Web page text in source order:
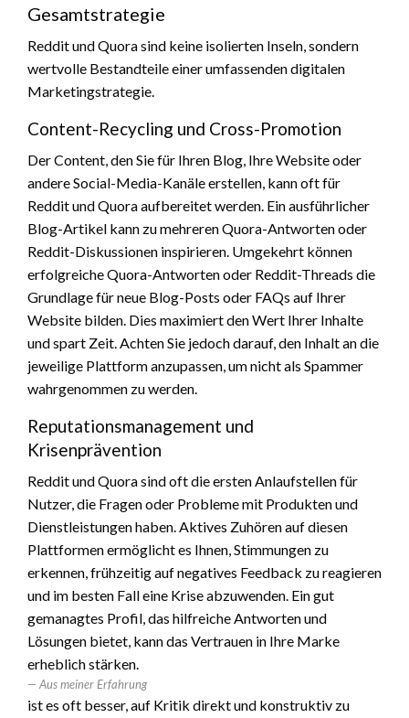
Gesamtstrategie
Reddit und Quora sind keine isolierten Inseln, sondern
wertvolle Bestandteile einer umfassenden digitalen
Marketingstrategie.
Content-Recycling und Cross-Promotion
Der Content, den Sie für Ihren Blog, Ihre Website oder
andere Social-Media-Kanäle erstellen, kann oft für
Reddit und Quora aufbereitet werden. Ein ausführlicher
Blog-Artikel kann zu mehreren Quora-Antworten oder
Reddit-Diskussionen inspirieren. Umgekehrt können
erfolgreiche Quora-Antworten oder Reddit-Threads die
Grundlage für neue Blog-Posts oder FAQs auf Ihrer
Website bilden. Dies maximiert den Wert Ihrer Inhalte
und spart Zeit. Achten Sie jedoch darauf, den Inhalt an die
jeweilige Plattform anzupassen, um nicht als Spammer
wahrgenommen zu werden.
Reputationsmanagement und
Krisenprävention
Reddit und Quora sind oft die ersten Anlaufstellen für
Nutzer, die Fragen oder Probleme mit Produkten und
Dienstleistungen haben. Aktives Zuhören auf diesen
Plattformen ermöglicht es Ihnen, Stimmungen zu
erkennen, frühzeitig auf negatives Feedback zu reagieren
und im besten Fall eine Krise abzuwenden. Ein gut
gemanagtes Profil, das hilfreiche Antworten und
Lösungen bietet, kann das Vertrauen in Ihre Marke
erheblich stärken.
Aus meiner Erfahrung
ist es oft besser, auf Kritik direkt und konstruktiv zu